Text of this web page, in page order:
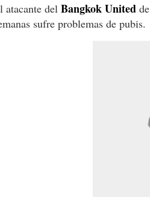
atacante del Bangkok United de
sufre problemas de pubis.